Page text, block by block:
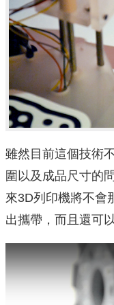
雖然目前這個技術
圍以及成品尺寸的
來3D列印機將不會
出攜帶，而且還可